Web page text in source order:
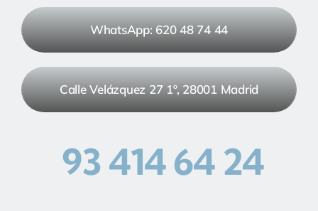
WhatsApp: 620 48 74 44
Calle Velázquez 27 1º, 28001 Madrid
93 414 64 24